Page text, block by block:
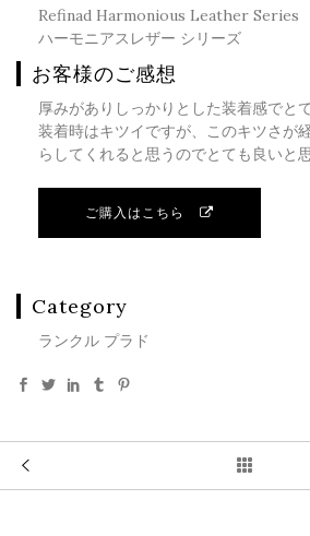
Refinad Harmonious Leather Series
ハーモニアスレザー シリーズ
お客様のご感想
厚みがありしっかりとした装着感でと
装着時はキツイですが、このキツさが
らしてくれると思うのでとても良いと思
ご購入はこちら
Category
ランクル プラド